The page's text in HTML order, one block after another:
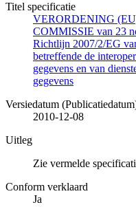
Titel specificatie
VERORDENING
COMMISSIE van 23
Richtlijn 2007/2/EG
betreffende de
gegevens en van
gegevens
Versiedatum
2010-12-08
Uitleg
Zie vermelde
Conform verklaard
Ja